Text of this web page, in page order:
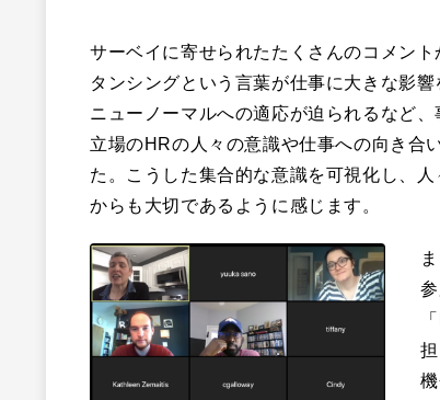
サーベイに寄せられたたくさんのコメン
タンシングという言葉が仕事に大きな影
ニューノーマルへの適応が迫られるなど
立場のHRの人々の意識や仕事への向き合
た。こうした集合的な意識を可視化し、
からも大切であるように感じます。